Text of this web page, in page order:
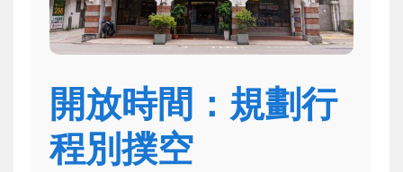
開放時間：規劃行
程別撲空